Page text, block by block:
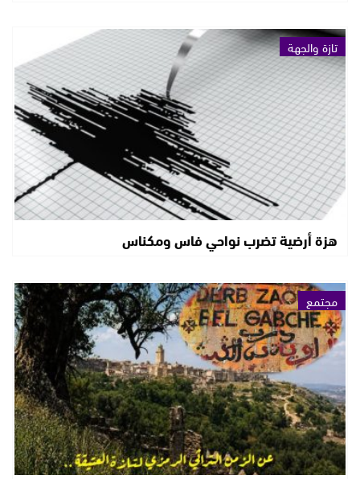
تازة والجهة
هزة أرضية تضرب نواحي فاس ومكناس
مجتمع